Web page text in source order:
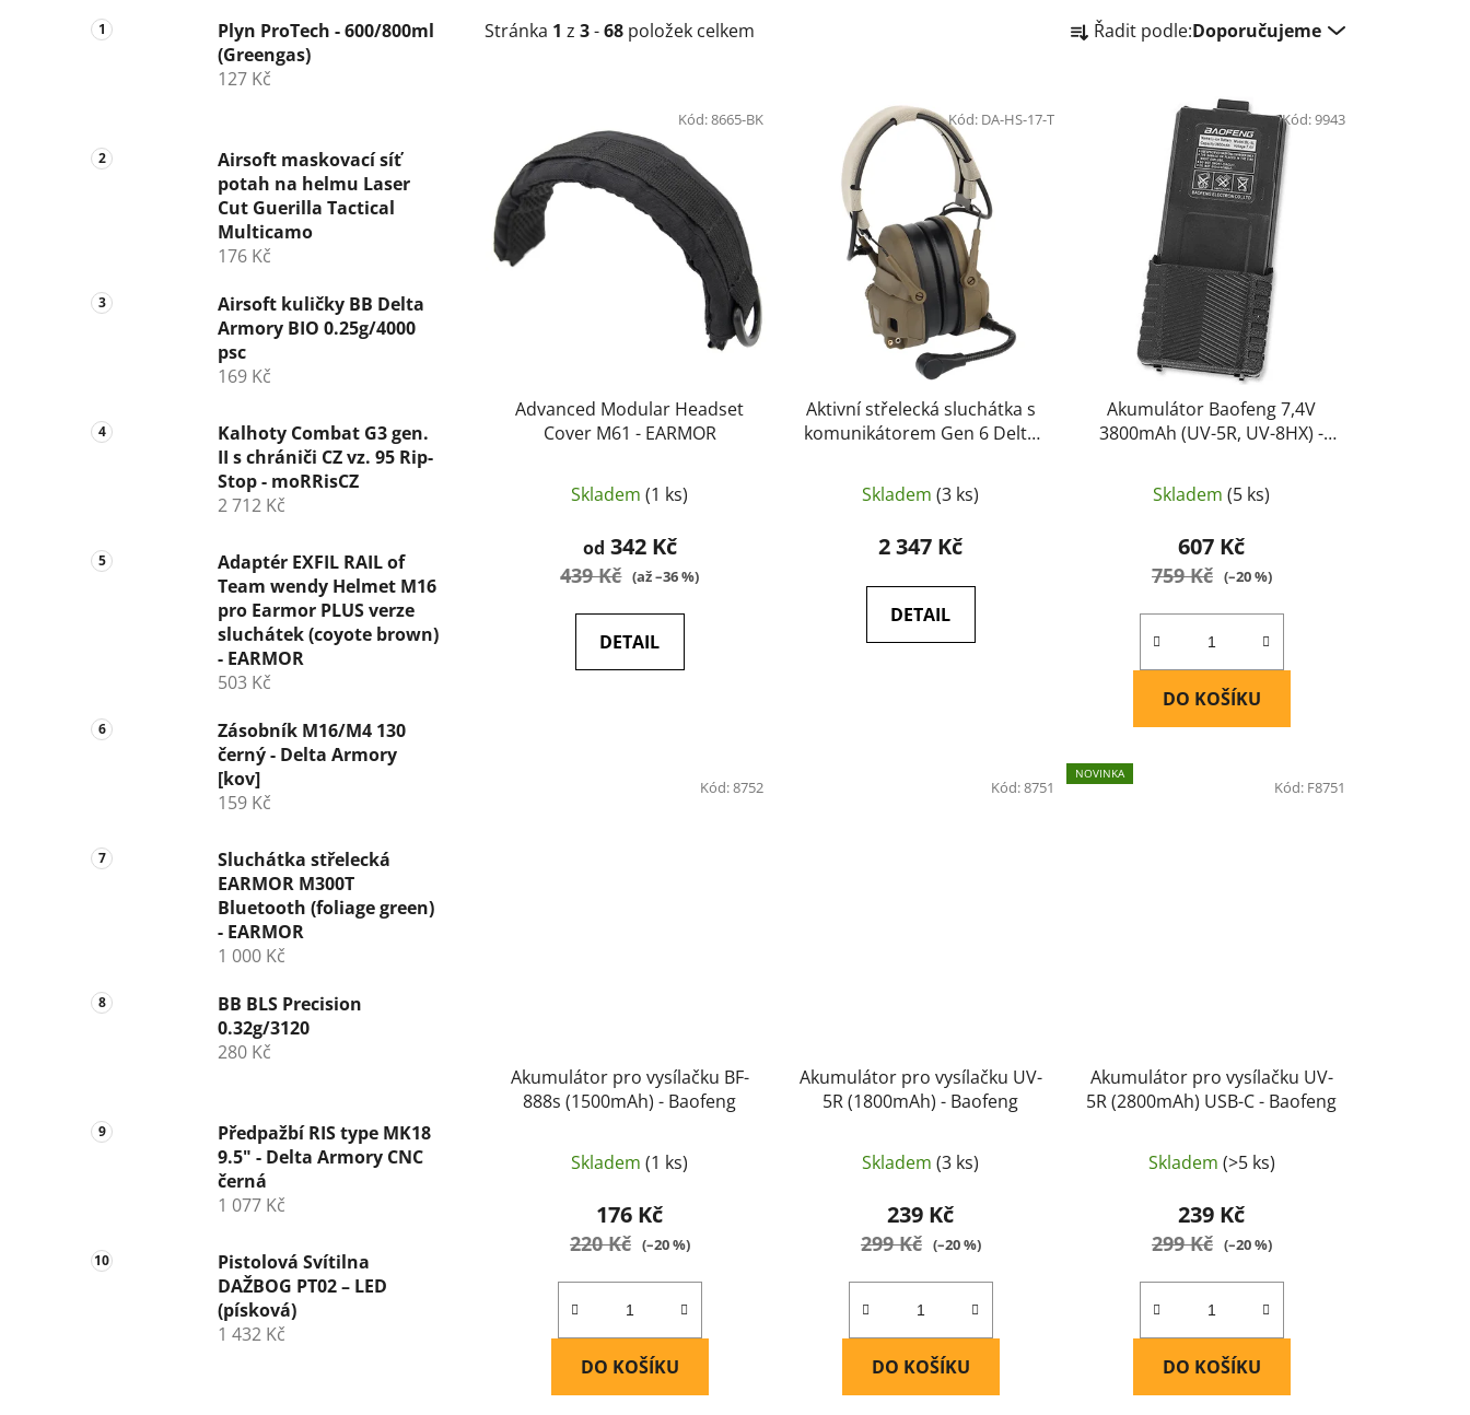
Plyn ProTech - 600/800ml
(Greengas)
127 Kč
Airsoft maskovací síť
potah na helmu Laser
Cut Guerilla Tactical
Multicamo
176 Kč
Airsoft kuličky BB Delta
Armory BIO 0.25g/4000
psc
169 Kč
Kalhoty Combat G3 gen.
II s chrániči CZ vz. 95 Rip-
Stop - moRRisCZ
2 712 Kč
Adaptér EXFIL RAIL of
Team wendy Helmet M16
pro Earmor PLUS verze
sluchátek (coyote brown)
- EARMOR
503 Kč
Zásobník M16/M4 130
černý - Delta Armory
[kov]
159 Kč
Sluchátka střelecká
EARMOR M300T
Bluetooth (foliage green)
- EARMOR
1 000 Kč
BB BLS Precision
0.32g/3120
280 Kč
Předpažbí RIS type MK18
9.5" - Delta Armory CNC
černá
1 077 Kč
Pistolová Svítilna
DAŽBOG PT02 – LED
(písková)
1 432 Kč
Stránka 1 z 3-68 položek celkem a Řadit podle:Doporučujeme
s
p
Advanced Modular Headset
Cover M61 - EARMOR
Skladem(1 ks)
od 342 Kč
439 Kč (až –36 %)
DETAIL
Kód:8665-BK
Aktivní střelecká sluchátka s
komunikátorem Gen 6 Delta
Skladem(3 ks)
2 347 Kč
DETAIL
Kód: DA-HS-17-T
Akumulátor Baofeng 7,4V
3800mAh (UV-5R, UV-8HX) -
Skladem(5 ks)
607 Kč
759 Kč (–20 %)
DO KOŠÍKU
Kód:9943
Akumulátor pro vysílačku BF-
888s (1500mAh) - Baofeng
Skladem(1 ks)
176 Kč
220 Kč (–20 %)
DO KOŠÍKU
Kód:8752
Akumulátor pro vysílačku UV-
5R (1800mAh) - Baofeng
Skladem(3 ks)
239 Kč
299 Kč (–20 %)
DO KOŠÍKU
Kód:8751
NOVINKA
Akumulátor pro vysílačku UV-
5R (2800mAh) USB-C - Baofeng
Skladem (>5 ks)
239 Kč
299 Kč (–20 %)
DO KOŠÍKU
Kód: F8751